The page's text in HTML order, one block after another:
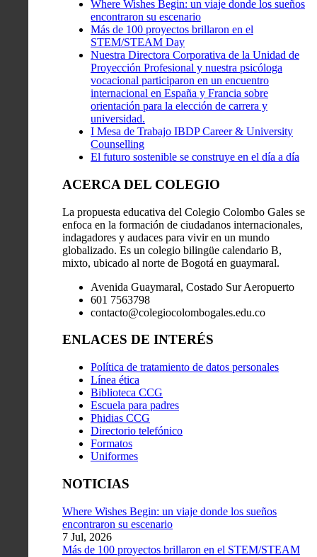
Where Wishes Begin: un viaje donde los sueños
encontraron su escenario
Más de 100 proyectos brillaron en el
STEM/STEAM Day
Nuestra Directora Corporativa de la Unidad de
Proyección Profesional y nuestra psicóloga
vocacional participaron en un encuentro
internacional en España y Francia sobre
orientación para la elección de carrera y
universidad.
I Mesa de Trabajo IBDP Career & University
Counselling
El futuro sostenible se construye en el día a día
ACERCA DEL COLEGIO
La propuesta educativa del Colegio Colombo Gales se
enfoca en la formación de ciudadanos internacionales,
indagadores y audaces para vivir en un mundo
globalizado. Es un colegio bilingüe calendario B,
mixto, ubicado al norte de Bogotá en guaymaral.
Avenida Guaymaral, Costado Sur Aeropuerto
601 7563798
contacto@colegiocolombogales.edu.co
ENLACES DE INTERÉS
Política de tratamiento de datos personales
Línea ética
Biblioteca CCG
Escuela para padres
Phidias CCG
Directorio telefónico
Formatos
Uniformes
NOTICIAS
Where Wishes Begin: un viaje donde los sueños
encontraron su escenario
7 Jul, 2026
Más de 100 proyectos brillaron en el STEM/STEAM